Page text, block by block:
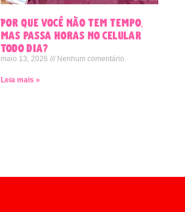
Por que você não tem tempo,
mas passa horas no celular
todo dia?
maio 13, 2026 Nenhum comentário
Leia mais »